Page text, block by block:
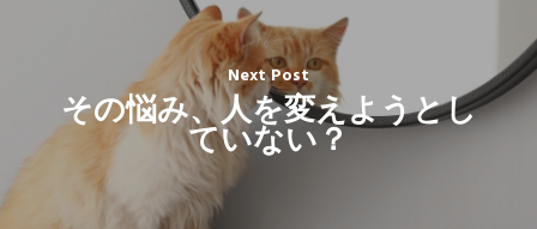
Next Post
その悩み、人を変えようとし
ていない？